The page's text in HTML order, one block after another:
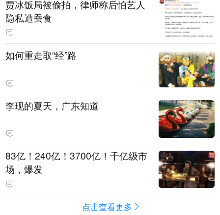
贾冰饭局被偷拍，律师称后怕艺人
隐私遭蚕食
如何重走取“经”路
李现的夏天，广东知道
83亿！240亿！3700亿！千亿级市
场，爆发
点击查看更多